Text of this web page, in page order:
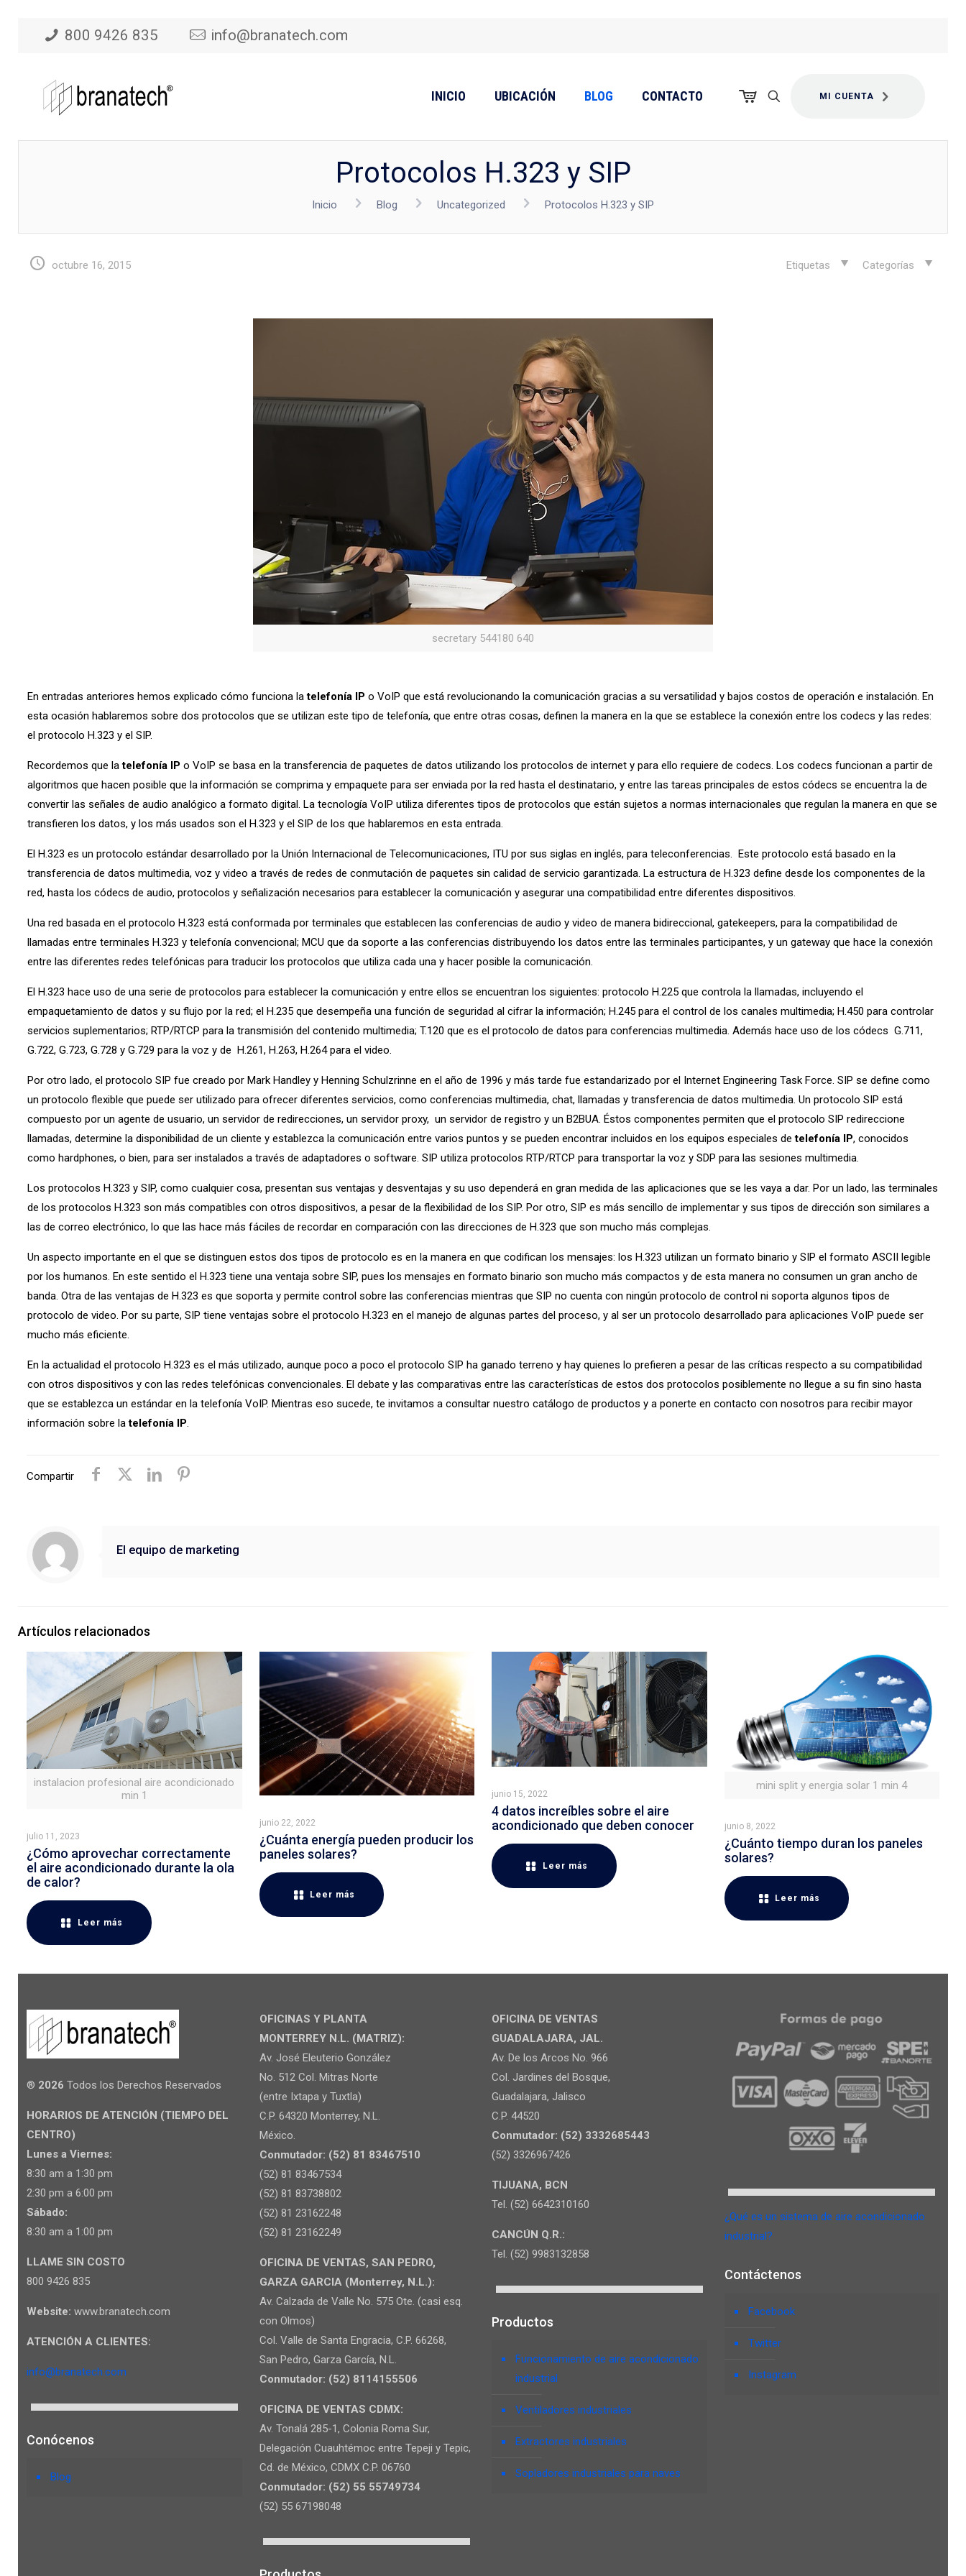
800 9426 835 info@branatech.com
INICIO UBICACIÓN BLOG CONTACTO MI CUENTA
Protocolos H.323 y SIP
Inicio Blog Uncategorized Protocolos H.323 y SIP
octubre 16, 2015 Categorías
Etiquetas
secretary 544180 640
En entradas anteriores hemos explicado cómo funciona latelefonía IP o VoIP que está revolucionando la comunicación gracias a su versatilidad y bajos costos de operación e instalación. En
esta ocasión hablaremos sobre dos protocolos que se utilizan este tipo de telefonía, que entre otras cosas, definen la manera en la que se establece la conexión entre los codecs y las redes:
el protocolo H.323 y el SIP.
Recordemos que latelefonía IP o VoIP se basa en la transferencia de paquetes de datos utilizando los protocolos de internet y para ello requiere de codecs. Los codecs funcionan a partir de
algoritmos que hacen posible que la información se comprima y empaquete para ser enviada por la red hasta el destinatario, y entre las tareas principales de estos códecs se encuentra la de
convertir las señales de audio analógico a formato digital. La tecnología VoIP utiliza diferentes tipos de protocolos que están sujetos a normas internacionales que regulan la manera en que se
transfieren los datos, y los más usados son el H.323 y el SIP de los que hablaremos en esta entrada.
El H.323 es un protocolo estándar desarrollado por la Unión Internacional de Telecomunicaciones, ITU por sus siglas en inglés, para teleconferencias. Este protocolo está basado en la
transferencia de datos multimedia, voz y video a través de redes de conmutación de paquetes sin calidad de servicio garantizada. La estructura de H.323 define desde los componentes de la
red, hasta los códecs de audio, protocolos y señalización necesarios para establecer la comunicación y asegurar una compatibilidad entre diferentes dispositivos.
Una red basada en el protocolo H.323 está conformada por terminales que establecen las conferencias de audio y video de manera bidireccional, gatekeepers, para la compatibilidad de
llamadas entre terminales H.323 y telefonía convencional; MCU que da soporte a las conferencias distribuyendo los datos entre las terminales participantes, y un gateway que hace la conexión
entre las diferentes redes telefónicas para traducir los protocolos que utiliza cada una y hacer posible la comunicación.
El H.323 hace uso de una serie de protocolos para establecer la comunicación y entre ellos se encuentran los siguientes: protocolo H.225 que controla la llamadas, incluyendo el
empaquetamiento de datos y su flujo por la red; el H.235 que desempeña una función de seguridad al cifrar la información; H.245 para el control de los canales multimedia; H.450 para controlar
servicios suplementarios; RTP/RTCP para la transmisión del contenido multimedia; T.120 que es el protocolo de datos para conferencias multimedia. Además hace uso de los códecs G.711,
G.722, G.723, G.728 y G.729 para la voz y de H.261, H.263, H.264 para el video.
Por otro lado, el protocolo SIP fue creado por Mark Handley y Henning Schulzrinne en el año de 1996 y más tarde fue estandarizado por el Internet Engineering Task Force. SIP se define como
un protocolo flexible que puede ser utilizado para ofrecer diferentes servicios, como conferencias multimedia, chat, llamadas y transferencia de datos multimedia. Un protocolo SIP está
compuesto por un agente de usuario, un servidor de redirecciones, un servidor proxy, un servidor de registro y un B2BUA. Éstos componentes permiten que el protocolo SIP redireccione
llamadas, determine la disponibilidad de un cliente y establezca la comunicación entre varios puntos y se pueden encontrar incluidos en los equipos especiales detelefonía IP, conocidos
como hardphones, o bien, para ser instalados a través de adaptadores o software. SIP utiliza protocolos RTP/RTCP para transportar la voz y SDP para las sesiones multimedia.
Los protocolos H.323 y SIP, como cualquier cosa, presentan sus ventajas y desventajas y su uso dependerá en gran medida de las aplicaciones que se les vaya a dar. Por un lado, las terminales
de los protocolos H.323 son más compatibles con otros dispositivos, a pesar de la flexibilidad de los SIP. Por otro, SIP es más sencillo de implementar y sus tipos de dirección son similares a
las de correo electrónico, lo que las hace más fáciles de recordar en comparación con las direcciones de H.323 que son mucho más complejas.
Un aspecto importante en el que se distinguen estos dos tipos de protocolo es en la manera en que codifican los mensajes: los H.323 utilizan un formato binario y SIP el formato ASCII legible
por los humanos. En este sentido el H.323 tiene una ventaja sobre SIP, pues los mensajes en formato binario son mucho más compactos y de esta manera no consumen un gran ancho de
banda. Otra de las ventajas de H.323 es que soporta y permite control sobre las conferencias mientras que SIP no cuenta con ningún protocolo de control ni soporta algunos tipos de
protocolo de video. Por su parte, SIP tiene ventajas sobre el protocolo H.323 en el manejo de algunas partes del proceso, y al ser un protocolo desarrollado para aplicaciones VoIP puede ser
mucho más eficiente.
En la actualidad el protocolo H.323 es el más utilizado, aunque poco a poco el protocolo SIP ha ganado terreno y hay quienes lo prefieren a pesar de las críticas respecto a su compatibilidad
con otros dispositivos y con las redes telefónicas convencionales. El debate y las comparativas entre las características de estos dos protocolos posiblemente no llegue a su fin sino hasta
que se establezca un estándar en la telefonía VoIP. Mientras eso sucede, te invitamos a consultar nuestro catálogo de productos y a ponerte en contacto con nosotros para recibir mayor
información sobre latelefonía IP.
Compartir
El equipo de marketing
Artículos relacionados
instalacion profesional aire acondicionado
min 1
julio 11, 2023
¿Cómo aprovechar correctamente
el aire acondicionado durante la ola
de calor?
Leer más
junio 22, 2022
¿Cuánta energía pueden producir los
paneles solares?
Leer más
junio 15, 2022
4 datos increíbles sobre el aire
acondicionado que deben conocer
Leer más
mini split y energia solar 1 min 4
junio 8, 2022
¿Cuánto tiempo duran los paneles
solares?
Leer más
® 2026 Todos los Derechos Reservados
HORARIOS DE ATENCIÓN (TIEMPO DEL
CENTRO)
Lunes a Viernes:
8:30 am a 1:30 pm
2:30 pm a 6:00 pm
Sábado:
8:30 am a 1:00 pm
LLAME SIN COSTO
800 9426 835
Website: www.branatech.com
ATENCIÓN A CLIENTES:
info@branatech.com
Conócenos
Blog
OFICINAS Y PLANTA
MONTERREY N.L. (MATRIZ):
Av. José Eleuterio González
No. 512 Col. Mitras Norte
(entre Ixtapa y Tuxtla)
C.P. 64320 Monterrey, N.L.
México.
Conmutador: (52) 81 83467510
(52) 81 83467534
(52) 81 83738802
(52) 81 23162248
(52) 81 23162249
OFICINA DE VENTAS, SAN PEDRO,
GARZA GARCIA (Monterrey, N.L.):
Av. Calzada de Valle No. 575 Ote. (casi esq.
con Olmos)
Col. Valle de Santa Engracia, C.P. 66268,
San Pedro, Garza García, N.L.
Conmutador: (52) 8114155506
OFICINA DE VENTAS CDMX:
Av. Tonalá 285-1, Colonia Roma Sur,
Delegación Cuauhtémoc entre Tepeji y Tepic,
Cd. de México, CDMX C.P. 06760
Conmutador: (52) 55 55749734
(52) 55 67198048
OFICINA DE VENTAS
GUADALAJARA, JAL.
Av. De los Arcos No. 966
Col. Jardines del Bosque,
Guadalajara, Jalisco
C.P. 44520
Conmutador: (52) 3332685443
(52) 3326967426
TIJUANA, BCN
Tel. (52) 6642310160
CANCÚN Q.R.:
Tel. (52) 9983132858
Productos
Funcionamiento de aire acondicionado
industrial
Ventiladores industriales
Extractores industriales
Sopladores industriales para naves
¿Qué es un sistema de aire acondicionado
industrial?
Contáctenos
Facebook
Twitter
Instagram